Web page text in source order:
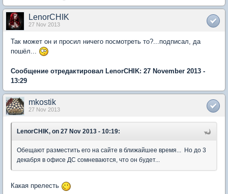
LenorCHIK
27 Nov 2013
Так может он и просил ничего посмотреть то?...подписал, да
пошёл...
Сообщение отредактировал LenorCHIK: 27 November 2013 -
13:29
mkostik
27 Nov 2013
LenorCHIK, on 27 Nov 2013 - 10:19:
Обещают разместить его на сайте в ближайшее время... Но до 3
декабря в офисе ДС сомневаются, что он будет...
Какая прелесть